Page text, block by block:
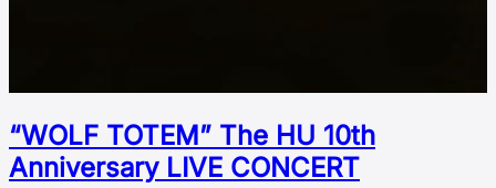
“WOLF TOTEM” The HU 10th
Аnniversary LIVE CONCERT